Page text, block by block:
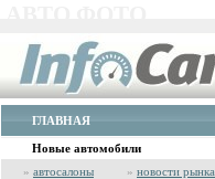
ГЛАВНАЯ
Новые автомобили
» автосалоны » новости рынка